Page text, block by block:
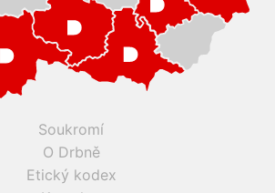
Soukromí
O Drbně
Etický kodex